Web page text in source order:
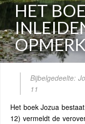
HET
Bijbelgedeelte:
11
Het boek Jozua
12) vermeldt de